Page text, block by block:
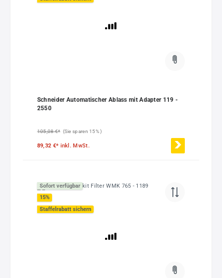
Schneider Automatischer Ablass mit Adapter 119 -
2550
105,08 €* (Sie sparen 15% )
89,32 €* inkl. MwSt.
Sofort verfügbar
15%
Staffelrabatt sichern